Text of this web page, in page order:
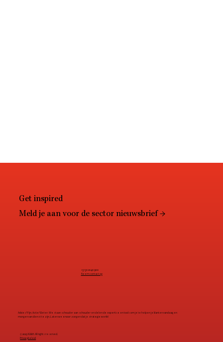
+31 30 2040 900
Neem contact op
Advies? Fijn. Actie? Beter. We staan schouder aan schouder en delen de expertise en tools om je te helpen je klanten vandaag en
morgen van dienst te zijn. Laten we ervoor zorgen dat je strategie werkt!
© 2025 IG&H. All rights reserved.
Privacybeleid
Get inspired
Meld je aan voor de sector nieuwsbrief →